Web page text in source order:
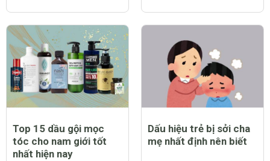
Top 15 dầu gội mọc
tóc cho nam giới tốt
nhất hiện nay
Dấu hiệu trẻ bị sởi cha
mẹ nhất định nên biết